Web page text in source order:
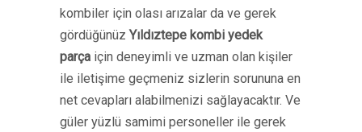
kombiler için olası arızalar da ve gerek
gördüğünüzYıldıztepe kombi yedek
parça için deneyimli ve uzman olan kişiler
ile iletişime geçmeniz sizlerin sorununa en
net cevapları alabilmenizi sağlayacaktır. Ve
güler yüzlü samimi personeller ile gerek